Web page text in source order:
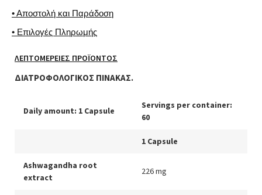
• Αποστολή και Παράδοση
• Επιλογές Πληρωμής
ΛΕΠΤΟΜΈΡΕΙΕΣ ΠΡΟΪΌΝΤΟΣ
ΔΙΑΤΡΟΦΟΛΟΓΙΚΟΣ ΠΙΝΑΚΑΣ.
Daily amount: 1 Capsule
Servings per container:
60
1 Capsule
Ashwagandha root
extract
226 mg